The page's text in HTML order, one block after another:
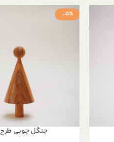
-5%
جنگل چوبی طرح 117